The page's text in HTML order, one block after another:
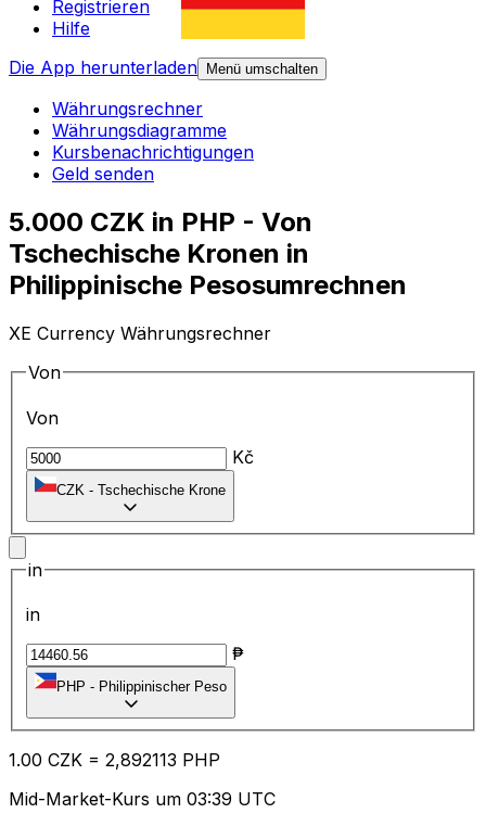
Registrieren
Hilfe
Die App herunterladen
Menü umschalten
Währungsrechner
Währungsdiagramme
Kursbenachrichtigungen
Geld senden
5.000 CZK in PHP - Von
Tschechische Kronen in
Philippinische Pesosumrechnen
XE Currency Währungsrechner
Von
Von
Kč
CZK - Tschechische Krone
in
in
₱
PHP - Philippinischer Peso
1.00 CZK = 2,892113 PHP
Mid-Market-Kurs um 03:39 UTC